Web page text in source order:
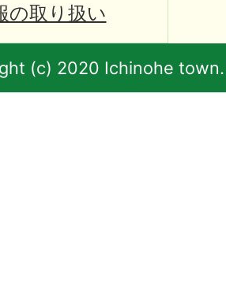
の取り扱い
(c) 2020 Ichinohe